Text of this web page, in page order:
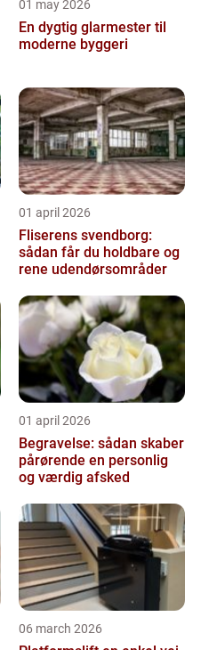
01 may 2026
En dygtig glarmester til
moderne byggeri
01 april 2026
Fliserens svendborg:
sådan får du holdbare og
rene udendørsområder
01 april 2026
Begravelse: sådan skaber
pårørende en personlig
og værdig afsked
06 march 2026